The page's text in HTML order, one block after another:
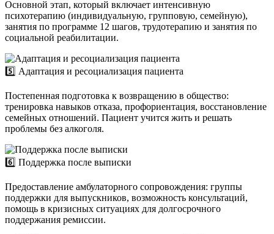
Основной этап, который включает интенсивную
психотерапию (индивидуальную, групповую, семейную),
занятия по программе 12 шагов, трудотерапию и занятия по
социальной реабилитации.
5️⃣ Адаптация и ресоциализация пациента
Постепенная подготовка к возвращению в общество:
тренировка навыков отказа, профориентация, восстановление
семейных отношений. Пациент учится жить и решать
проблемы без алкоголя.
6️⃣ Поддержка после выписки
Предоставление амбулаторного сопровождения: группы
поддержки для выпускников, возможность консультаций,
помощь в кризисных ситуациях для долгосрочного
поддержания ремиссии.